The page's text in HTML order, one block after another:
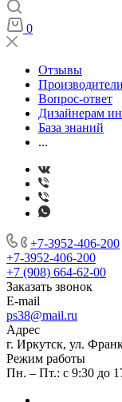
0
Отзывы
Производители
Вопрос-ответ
Дизайнерам
База знаний
...
+7-3952-406-200
+7-3952-406-200
+7 (908) 664-62-00
Заказать звонок
E-mail
ps38@mail.ru
Адрес
г. Иркутск, ул.
Режим работы
Пн. – Пт.: с 9:30 до